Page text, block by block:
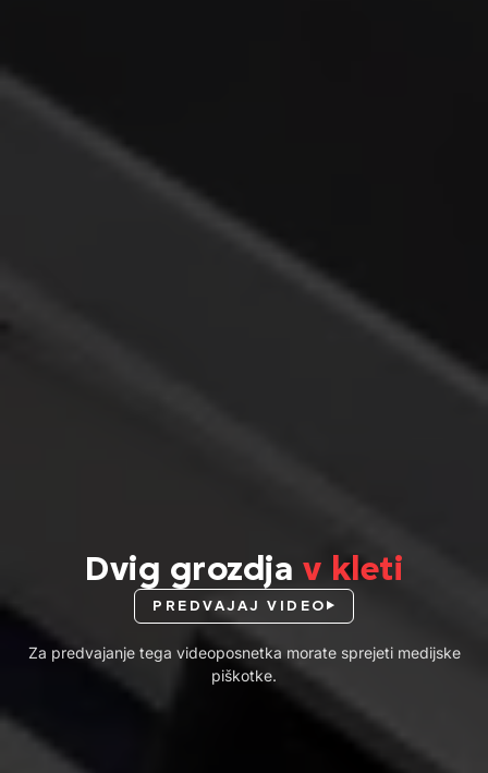
Dvig grozdja v kleti
PREDVAJAJ VIDEO
Za predvajanje tega videoposnetka morate sprejeti medijske
piškotke.